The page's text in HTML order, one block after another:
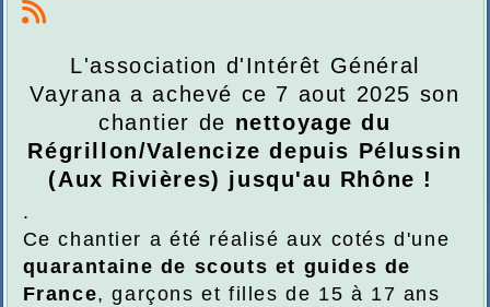
L'association d'Intérêt Général
Vayrana a achevé ce 7 aout 2025 son
chantier de nettoyage du
Régrillon/Valencize depuis Pélussin
(Aux Rivières) jusqu'au Rhône !
.
Ce chantier a été réalisé aux cotés d'une
quarantaine de scouts et guides de
France, garçons et filles de 15 à 17 ans